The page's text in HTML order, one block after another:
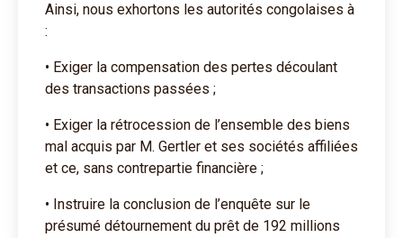
Ainsi, nous exhortons les autorités congolaises à
:
• Exiger la compensation des pertes découlant
des transactions passées ;
• Exiger la rétrocession de l’ensemble des biens
mal acquis par M. Gertler et ses sociétés affiliées
et ce, sans contrepartie financière ;
• Instruire la conclusion de l’enquête sur le
présumé détournement du prêt de 192 millions